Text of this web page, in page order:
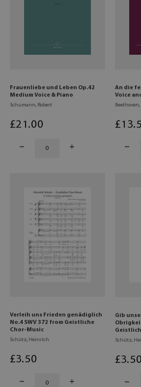
Frauenliebe und Leben Op.42
Medium Voice & Piano
Schumann, Robert
£21 .00
An die
Voice
£13
Verleih uns Frieden genädiglich
No.4 SWV 372 from Geistliche
Chor-Music
Schütz, Heinrich
£3.50
Gib
Schütz,
£3.50